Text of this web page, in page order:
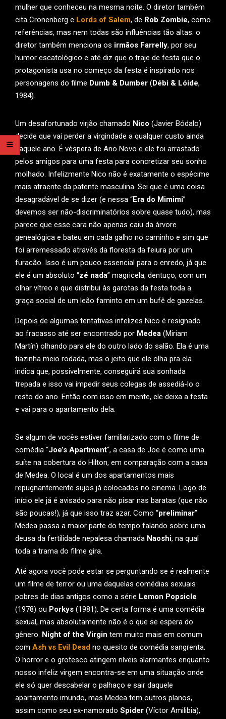
mulher que conheceu na mesma noite. O diretor também
cita Cronenberg e Lords of Salem, de Rob Zombie, como
referências, mas nem todas são influências tão altas: o
diretor também menciona os irmãos Farrelly, por seu
humor escatológico e até diz que o traje de festa que o
protagonista usa no começo da festa é inspirado nos
personagens do filme Dumb & Dumber (Débi & Lóide,
1984).
Um desafortunado virjão chamado Nico (Javier Bódalo)
decide que vai perder a virgindade a qualquer custo ainda
naquele ano. É véspera de Ano Novo e ele foi arrastado
pelos amigos para uma festa para concretizar seu sonho
molhado. Infelizmente Nico não é exatamente o espécime
mais atraente da patente masculina. Sei que é uma coisa
desagradável de se dizer (e nessa “Era do Mimimi”
devemos ser não-discriminatórios sobre quase tudo), mas
parece que esse cara não apenas caiu da árvore
genealógica e bateu em cada galho no caminho e sim que
foi arremessado através da floresta da feiura por um
furacão. Isso é um pouco essencial para o enredo, já que
ele é um absoluto “zé nada” magricela, dentuço, com um
olhar vítreo e que distribui às garotas da festa toda a
graça social de um leão faminto em um bufê de gazelas.
Depois de algumas tentativas infelizes Nico é resignado
ao fracasso até ser encontrado por Medea (Miriam
Martín) olhando para ele do outro lado do salão. Ela é uma
tiazinha meio rodada, mas o jeito que ele olha pra ela
indica que, possivelmente, conseguirá sua sonhada
trepada e isso vai impedir seus colegas de assediá-lo o
resto do ano. Então com isso em mente, ele deixa a festa
e vai para o apartamento dela.
Se algum de vocês estiver familiarizado com o filme de
comédia “Joe’s Apartment“, a casa de Joe é como uma
suíte na cobertura do Hilton, em comparação com a casa
de Medea. O local é um dos apartamentos mais
repugnantemente sujos já colocados no cinema. Logo de
início ele já é avisado para não pisar nas baratas (que não
são poucas!), já que isso traz azar. Como “preliminar”
Medea passa a maior parte do tempo falando sobre uma
deusa da fertilidade nepalesa chamada Naoshi, na qual
toda a trama do filme gira.
Até agora você pode estar se perguntando se é realmente
um filme de terror ou uma daquelas comédias sexuais
pobres de dias antigos como a série Lemon Popsicle
(1978) ou Porkys (1981). De certa forma é uma comédia
sexual, mas absolutamente não é o que se espera do
gênero. Night of the Virgin tem muito mais em comum
com Ash vs Evil Dead no quesito de comédia sangrenta.
O horror e o grotesco atingem níveis alarmantes enquanto
nosso infeliz virgem encontra-se em uma situação onde
ele só quer descabelar o palhaço e sair daquele
apartamento imundo, mas Medea tem outros planos,
assim como seu ex-namorado Spider (Víctor Amilibia),